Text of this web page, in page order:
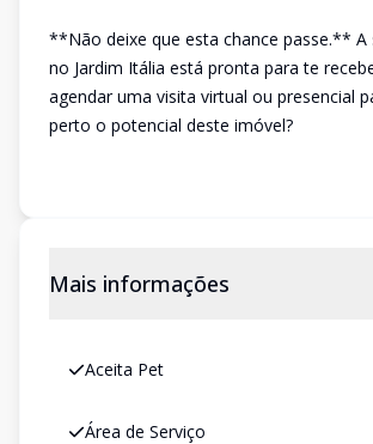
**Não deixe que esta chance passe.** A
no Jardim Itália está pronta para te
agendar uma visita virtual ou presencial
perto o potencial deste imóvel?
Mais informações
Aceita Pet
Área de Serviço